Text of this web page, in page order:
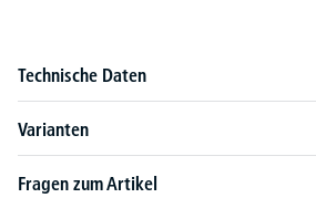
Technische Daten
Varianten
Fragen zum Artikel